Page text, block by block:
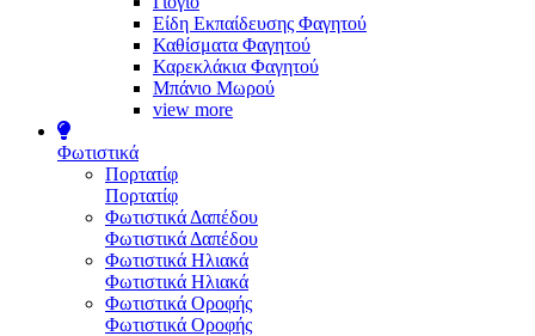
Είδη Εκπαίδευσης Φαγητού
Καθίσματα Φαγητού
Καρεκλάκια Φαγητού
Μπάνιο Μωρού
view more
Φωτιστικά
Πορτατίφ
Πορτατίφ
Φωτιστικά Δαπέδου
Φωτιστικά Δαπέδου
Φωτιστικά Ηλιακά
Φωτιστικά Ηλιακά
Φωτιστικά Οροφής
Φωτιστικά Οροφής